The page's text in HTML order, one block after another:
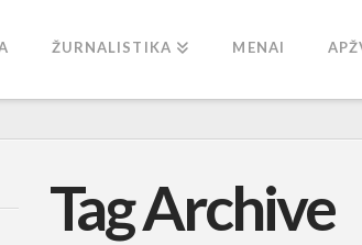
ŽURNALISTIKA MENAI
Tag Archive